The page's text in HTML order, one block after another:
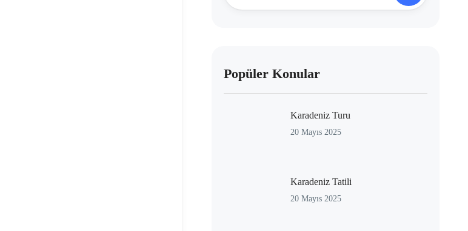
Popüler Konular
Karadeniz Turu
20 Mayıs 2025
Karadeniz Tatili
20 Mayıs 2025